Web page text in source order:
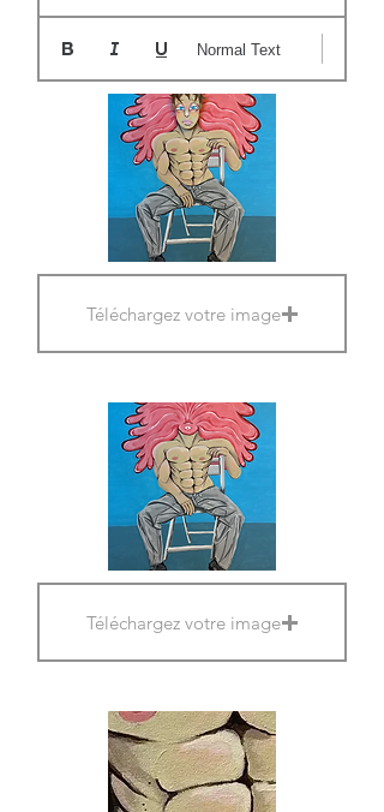
Normal Text
Téléchargez votre image
Téléchargez votre image